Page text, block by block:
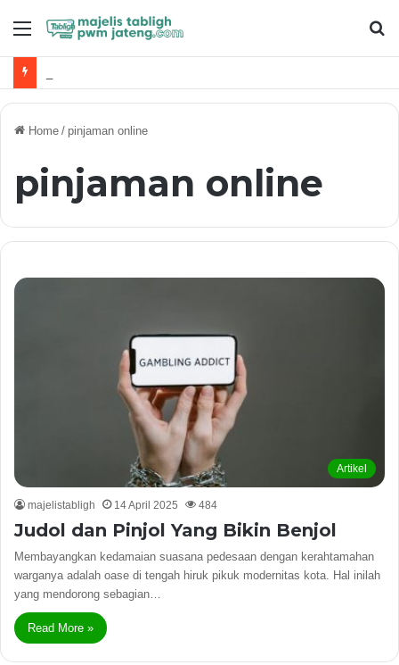
Menu
Home / pinjaman online
pinjaman online
Artikel
majelistabligh 14 April 2025 484
Judol dan Pinjol Yang Bikin Benjol
Membayangkan kedamaian suasana pedesaan dengan kerahtamahan
warganya adalah oase di tengah hiruk pikuk modernitas kota. Hal inilah
yang mendorong sebagian…
Read More »